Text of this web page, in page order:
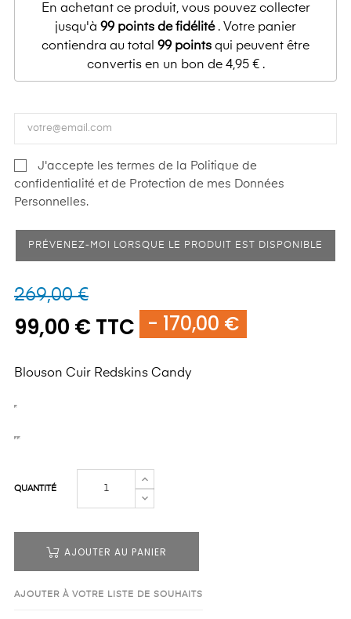
En achetant ce produit, vous pouvez collecter
jusqu'à 99 points de fidélité. Votre panier
contiendra au total 99 points qui peuvent être
convertis en un bon de 4,95 €.
J'accepte les termes de la Politique de
confidentialité et de Protection de mes Données
Personnelles.
PRÉVENEZ-MOI LORSQUE LE PRODUIT EST DISPONIBLE
269,00 €
99,00 € TTC - 170,00 €
Blouson Cuir Redskins Candy
QUANTITÉ
AJOUTER AU PANIER
AJOUTER À VOTRE LISTE DE SOUHAITS